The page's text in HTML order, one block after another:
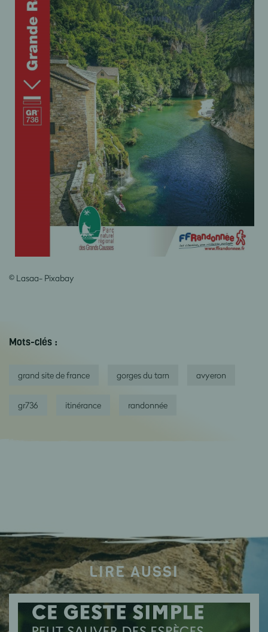
© Lasaa- Pixabay
Mots-clés :
grand site de france gorges du tarn avyeron
gr736 itinérance randonnée
LIRE AUSSI